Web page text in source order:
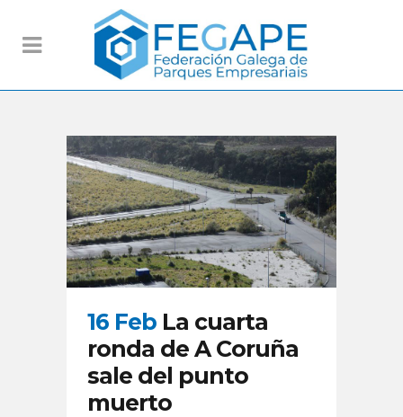
16 Feb La cuarta
ronda de A Coruña
sale del punto
muerto